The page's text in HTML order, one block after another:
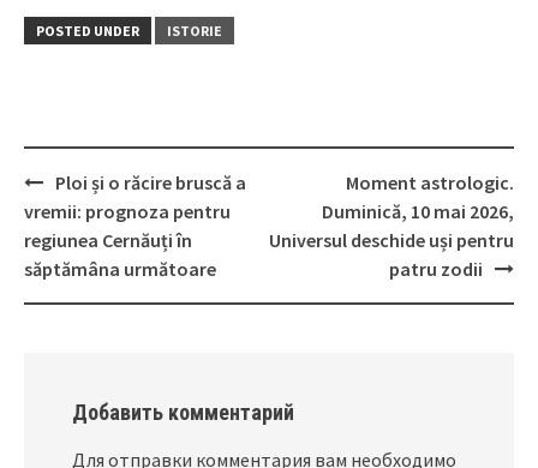
POSTED UNDER ISTORIE
Post
navigation
Ploi și o răcire bruscă a
vremii: prognoza pentru
regiunea Cernăuți în
săptămâna următoare
Moment astrologic.
Duminică, 10 mai 2026,
Universul deschide uși pentru
patru zodii
Добавить комментарий
Для отправки комментария вам необходимо